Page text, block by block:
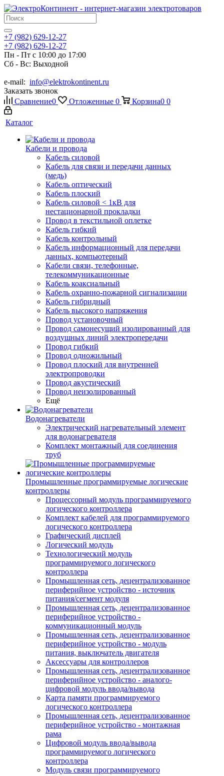
+7 (982) 629-12-27
+7 (982) 629-12-27
Пн - Пт с 10:00 до 17:00
Сб - Вс: Выходной
e-mail: info@elektrokontinent.ru
Заказать звонок
Сравнение0 Отложенные 0 Корзина0 0
Каталог
Кабели и провода
Кабель силовой
Кабель для связи и передачи данных
(медь)
Кабель оптический
Кабель плоский
Кабель силовой < 1кВ для
нестационарной прокладки
Провод в текстильной оплетке
Кабель гибкий
Кабель контрольный
Кабель информационный для передачи
данных, компьютерный
Кабели связи, телефонные,
телекоммуникационные
Кабель коаксиальный
Кабель охранно-пожарной сигнализации
Кабель гибридный
Кабель высокого напряжения
Провод установочный
Провод самонесущий изолированный для
воздушных линий электропередачи
Провод гибкий
Провод одножильный
Провод плоский для внутренней
электропроводки
Провод акустический
Провод неизолированный
Ещё
Водонагреватели
Электрический нагревательный элемент
для водонагревателя
Комплект монтажный для соединения
труб
Промышленные программируемые логические
контроллеры
Процессорный модуль программируемого
логического контроллера
Комплект кабелей для программируемого
логического контроллера
Графический дисплей
Логический модуль
Технологический модуль
программируемого логического
контроллера
Промышленная сеть, децентрализованное
периферийное устройство - источник
питания/сегмент модуля
Промышленная сеть, децентрализованное
периферийное устройство -
коммуникационный модуль
Промышленная сеть, децентрализованное
периферийное устройство - модуль
питания, выключатель двигателя
Аксессуары для контроллеров
Промышленная сеть, децентрализованное
периферийное устройство - аналого-
цифровой модуль ввода/вывода
Карта памяти программируемого
логического контроллера
Промышленная сеть, децентрализованное
периферийное устройство - монтажная
рама
Цифровой модуль ввода/вывода
программируемого логического
контроллера
Модуль связи программируемого